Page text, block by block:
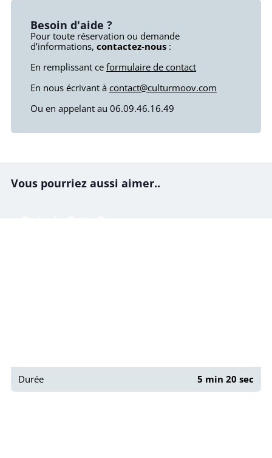
Besoin d'aide ?
Pour toute réservation ou demande
d’informations, contactez-nous :
En remplissant ce formulaire de contact
En nous écrivant à contact@culturmoov.com
Ou en appelant au 06.09.46.16.49
Vous pourriez aussi aimer..
Durée 5 min 20 sec